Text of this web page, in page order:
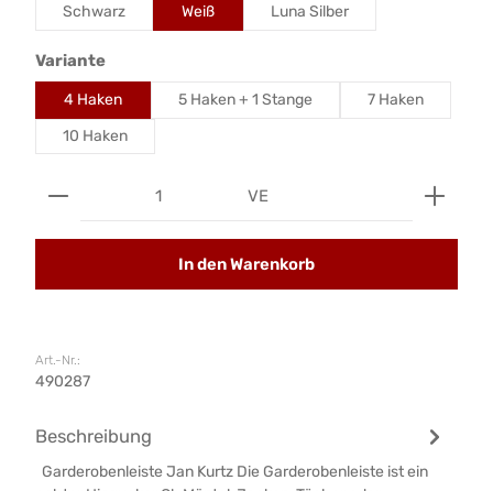
Schwarz Weiß Luna Silber
Varianteauswählen
4 Haken 5 Haken + 1 Stange
7 Haken
10 Haken
Produkt Anzahl: Gib den gewünschten Wert
VE
In den Warenkorb
Art.-Nr.:
490287
Beschreibung
Garderobenleiste Jan Kurtz Die Garderobenleiste ist ein